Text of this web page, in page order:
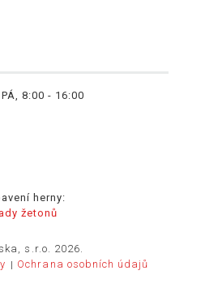
8:00 - 16:00
herny:
žetonů
s.r.o. 2026.
Ochrana osobních údajů